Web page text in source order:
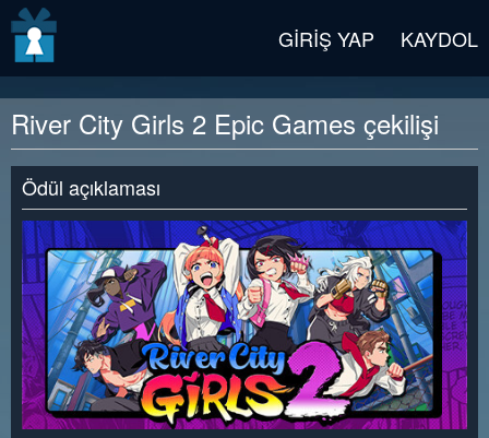
GIRIŞ YAP KAYDOL
River City Girls 2 Epic Games çekilişi
Ödül açıklaması